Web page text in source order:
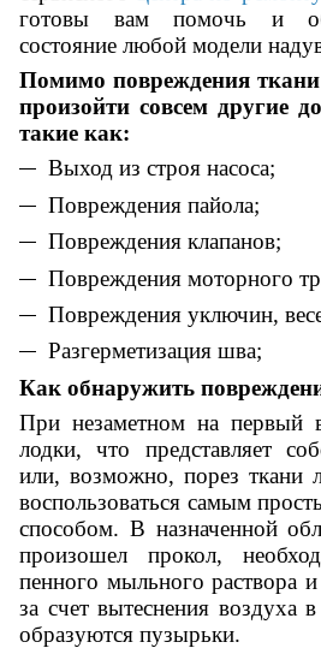
готовы вам помочь и
состояние любой модели
Помимо повреждения
произойти совсем другие
такие как:
Выход из строя насоса;
Повреждения пайола;
Повреждения клапанов;
Повреждения моторного
Повреждения уключин,
Разгерметизация шва;
Как обнаружить
При незаметном на первый
лодки, что представляет
или, возможно, порез ткани
воспользоваться самым
способом. В назначенной
произошел прокол,
пенного мыльного раствора
за счет вытеснения воздуха
образуются пузырьки.